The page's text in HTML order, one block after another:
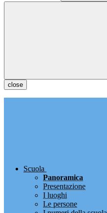
close
Scuola
Panoramica
Presentazione
I luoghi
Le persone